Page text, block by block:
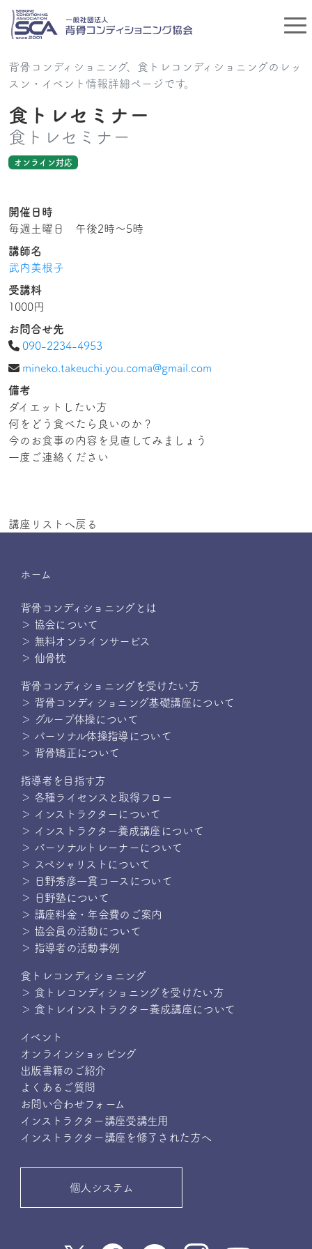
背骨コンディショニング、食トレコンディショニングのレッ
スン・イベント情報詳細ページです。
食トレセミナー
食トレセミナー
オンライン対応
開催日時
毎週土曜日 午後2時～5時
講師名
武内美根子
受講料
1000円
お問合せ先
090-2234-4953
mineko.takeuchi.you.coma@gmail.com
備考
ダイエットしたい方
何をどう食べたら良いのか？
今のお食事の内容を見直してみましょう
一度ご連絡ください
講座リストへ戻る
ホーム
背骨コンディショニングとは
＞ 協会について
＞ 無料オンラインサービス
＞ 仙骨枕
背骨コンディショニングを受けたい方
＞ 背骨コンディショニング基礎講座について
＞ グループ体操について
＞ パーソナル体操指導について
＞ 背骨矯正について
指導者を目指す方
＞ 各種ライセンスと取得フロー
＞ インストラクターについて
＞ インストラクター養成講座について
＞ パーソナルトレーナーについて
＞ スペシャリストについて
＞ 日野秀彦一貫コースについて
＞ 日野塾について
＞ 講座料金・年会費のご案内
＞ 協会員の活動について
＞ 指導者の活動事例
食トレコンディショニング
＞ 食トレコンディショニングを受けたい方
＞ 食トレインストラクター養成講座について
イベント
オンラインショッピング
出版書籍のご紹介
よくあるご質問
お問い合わせフォーム
インストラクター講座受講生用
インストラクター講座を修了された方へ
個人システム